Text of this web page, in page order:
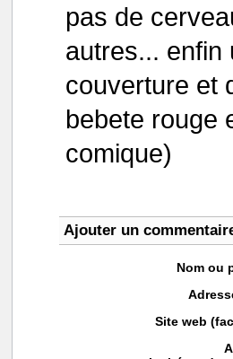
pas de
autres... enfin
couverture et
bebete rouge
comique)
Ajouter un
Nom ou
Site